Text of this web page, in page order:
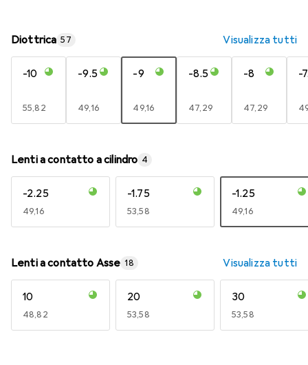
Diottrica 57 Visualizza tutti
-10
EUR
55,82
-9.5
EUR
49,16
-9
EUR
49,16
-8.5
EUR
47,29
-8
EUR
47,29
-
Lenti a contatto a cilindro 4
-2.25
EUR
49,16
-1.75
EUR
53,58
-1.25
EUR
49,16
Lenti a contatto Asse 18 Visualizza tutti
10
EUR
48,82
20
EUR
53,58
30
EUR
53,58